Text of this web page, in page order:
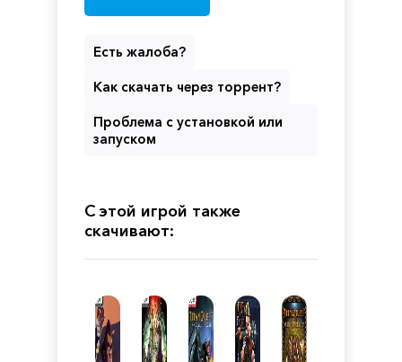
Есть жалоба?
Как скачать через торрент?
Проблема с установкой или
запуском
С этой игрой также
скачивают: